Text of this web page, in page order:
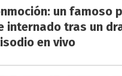
un famoso
internado tras un
en vivo